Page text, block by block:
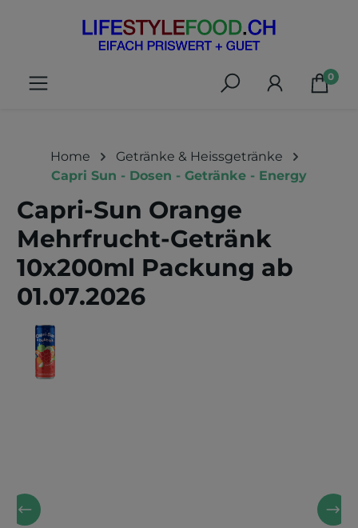
springen
0
Home
Getränke & Heissgetränke
Capri Sun - Dosen - Getränke - Energy
Capri-Sun Orange
Mehrfrucht-Getränk
10x200ml Packung ab
01.07.2026